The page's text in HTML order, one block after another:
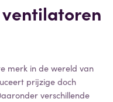
merk in de wereld van
prijzige doch
verschillende